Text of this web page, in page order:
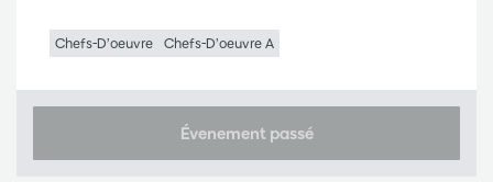
Chefs-D’oeuvre Chefs-D’oeuvre A
Évenement passé